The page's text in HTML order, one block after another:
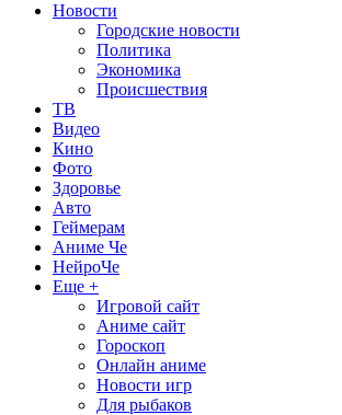
Новости
Городские новости
Политика
Экономика
Происшествия
ТВ
Видео
Кино
Фото
Здоровье
Авто
Геймерам
Аниме Че
НейроЧе
Еще +
Игровой сайт
Аниме сайт
Гороскоп
Онлайн аниме
Новости игр
Для рыбаков